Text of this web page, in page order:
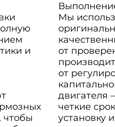
и
чтобы
Мы
от
от
двигателя
четкие
установку